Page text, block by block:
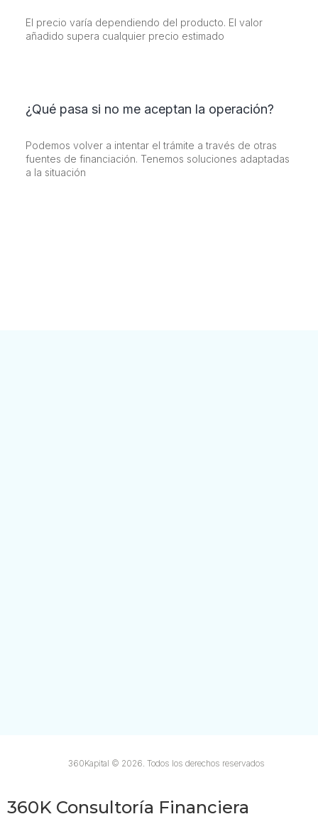
El precio varía dependiendo del producto. El valor
añadido supera cualquier precio estimado
¿Qué pasa si no me aceptan la operación?
Podemos volver a intentar el trámite a través de otras
fuentes de financiación. Tenemos soluciones adaptadas
a la situación
360Kapital © 2026. Todos los derechos reservados
360K Consultoría Financiera